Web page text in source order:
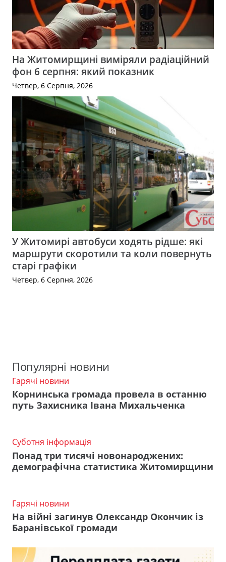
На Житомирщині виміряли радіаційний
фон 6 серпня: який показник
Четвер, 6 Серпня, 2026
У Житомирі автобуси ходять рідше: які
маршрути скоротили та коли повернуть
старі графіки
Четвер, 6 Серпня, 2026
Популярні новини
Гарячі новини
Корнинська громада провела в останню
путь Захисника Івана Михальченка
Суботня інформація
Понад три тисячі новонароджених:
демографічна статистика Житомирщини
Гарячі новини
На війні загинув Олександр Окончик із
Баранівської громади